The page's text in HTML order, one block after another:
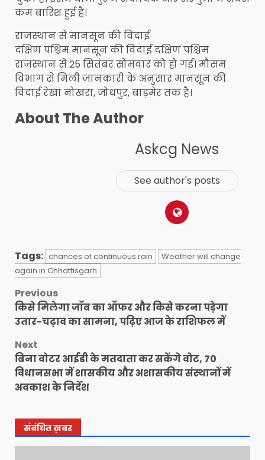
कम बारिश हुई है।
राजस्थान से मानसून की विदाई
दक्षिण पश्चिम मानसून की विदाई दक्षिण पश्चिम
राजस्थान से 25 सितंबर सोमवार को हो गई। मौसम
विभाग से मिली जानकारी के अनुसार मानसून की
विदाई रेखा नोखरा, जोधपुर, बाड़मेर तक है।
About The Author
Askcg News
See author's posts
Tags: chances of continuous rain
Weather will change
again in Chhattisgarh
Post
navigation
Previous
किसे मिलेगा जॉब का ऑफर और किसे करना पड़ेगा
उतार-चढ़ाव का सामना, पढ़िए आज के राशिफल में
Next
बिना वोटर आईडी के मतदाता कर सकेंगे वोट, 70
विधानसभा में शासकीय और अशासकीय संस्थानों में
अवकाश के निर्देश
संबंधित ख़बर